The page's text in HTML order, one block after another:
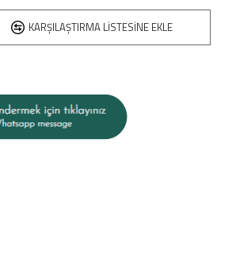
KARŞILAŞTIRMA LISTESINE EKLE